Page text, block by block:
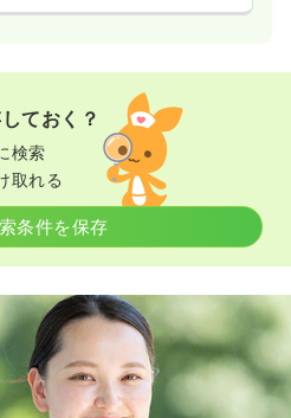
ておく？
検索
取れる
条件を保存